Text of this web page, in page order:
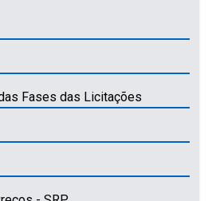
Fases das Licitações